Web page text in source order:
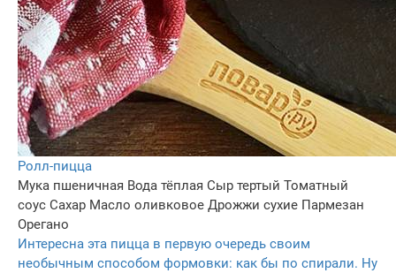
Ролл-пицца
Мука пшеничная Вода тёплая Сыр тертый Томатный
соус Сахар Масло оливковое Дрожжи сухие Пармезан
Орегано
Интересна эта пицца в первую очередь своим
необычным способом формовки: как бы по спирали. Ну